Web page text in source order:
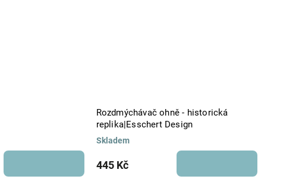
Rozdmýchávač ohně - historická
replika|Esschert Design
Skladem
445 Kč